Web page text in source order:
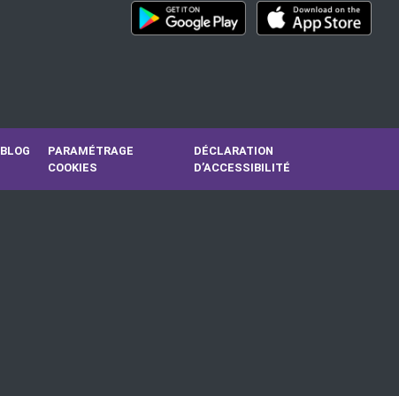
BLOG
PARAMÉTRAGE
COOKIES
DÉCLARATION
D’ACCESSIBILITÉ